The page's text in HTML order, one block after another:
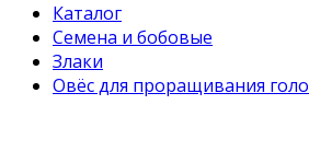
Каталог
Семена и бобовые
Злаки
Овёс для проращивания